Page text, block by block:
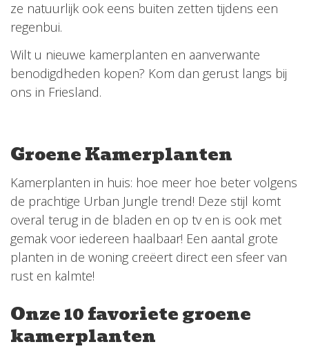
ze natuurlijk ook eens buiten zetten tijdens een
regenbui.
Wilt u nieuwe kamerplanten en aanverwante
benodigdheden kopen? Kom dan gerust langs bij
ons in Friesland.
Groene Kamerplanten
Kamerplanten in huis: hoe meer hoe beter volgens
de prachtige Urban Jungle trend! Deze stijl komt
overal terug in de bladen en op tv en is ook met
gemak voor iedereen haalbaar! Een aantal grote
planten in de woning creëert direct een sfeer van
rust en kalmte!
Onze 10 favoriete groene
kamerplanten